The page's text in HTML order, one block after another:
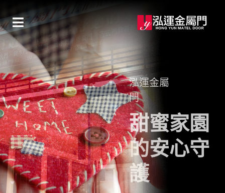
泓運金屬
門
創造完美
的工藝體
驗